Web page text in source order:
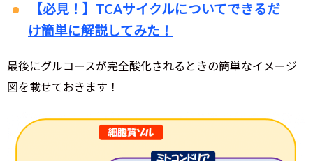
【必見！】TCAサイクルについてできるだ
け簡単に解説してみた！
最後にグルコースが完全酸化されるときの簡単なイメージ
図を載せておきます！